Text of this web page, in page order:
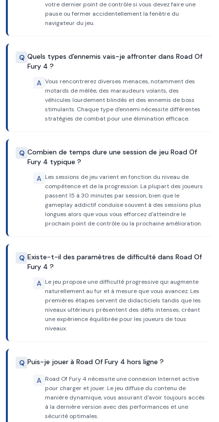
votre dernier point de contrôle si vous devez faire une
pause ou fermer accidentellement la fenêtre du
navigateur du jeu.
Q Quels types d'ennemis vais-je affronter dans Road Of
Fury 4 ?
A Vous rencontrerez diverses menaces, notamment des
motards de mêlée, des maraudeurs volants, des
véhicules lourdement blindés et des ennemis de boss
stimulants. Chaque type d'ennemi nécessite différentes
stratégies de combat pour une élimination efficace.
Q Combien de temps dure une session de jeu Road Of
Fury 4 typique ?
A Les sessions de jeu varient en fonction du niveau de
compétence et de la progression. La plupart des joueurs
passent 15 à 30 minutes par session, bien que le
gameplay addictif conduise souvent à des sessions plus
longues alors que vous vous efforcez d'atteindre le
prochain point de contrôle ou la prochaine amélioration.
Q Existe-t-il des paramètres de difficulté dans Road Of
Fury 4 ?
A Le jeu propose une difficulté progressive qui augmente
naturellement au fur et à mesure que vous avancez. Les
premières étapes servent de didacticiels tandis que les
niveaux ultérieurs présentent des défis intenses, créant
une expérience équilibrée pour les joueurs de tous
niveaux.
Q Puis-je jouer à Road Of Fury 4 hors ligne ?
A Road Of Fury 4 nécessite une connexion Internet active
pour charger et jouer. Le jeu diffuse du contenu de
manière dynamique, vous assurant d'avoir toujours accès
à la dernière version avec des performances et une
sécurité optimales.